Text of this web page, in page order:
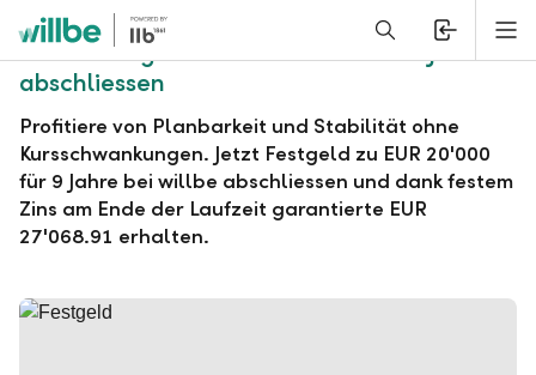
Alerts.Headline
willbe Festgeld zu EUR 20'000 für 9 Jahre
abschliessen
Profitiere von Planbarkeit und Stabilität ohne
Kursschwankungen. Jetzt Festgeld zu EUR 20'000
für 9 Jahre bei willbe abschliessen und dank festem
Zins am Ende der Laufzeit garantierte EUR
27'068.91 erhalten.